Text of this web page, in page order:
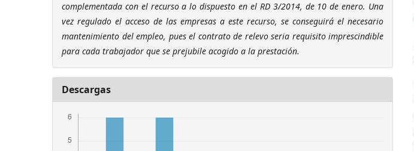
complementada con el recurso a lo dispuesto en el RD 3/2014, de 10 de enero. Una
vez regulado el acceso de las empresas a este recurso, se conseguirá el necesario
mantenimiento del empleo, pues el contrato de relevo seria requisito imprescindible
para cada trabajador que se prejubile acogido a la prestación.
Descargas